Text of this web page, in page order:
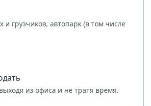
и грузчиков, автопарк (в том числе
из офиса и не тратя время.